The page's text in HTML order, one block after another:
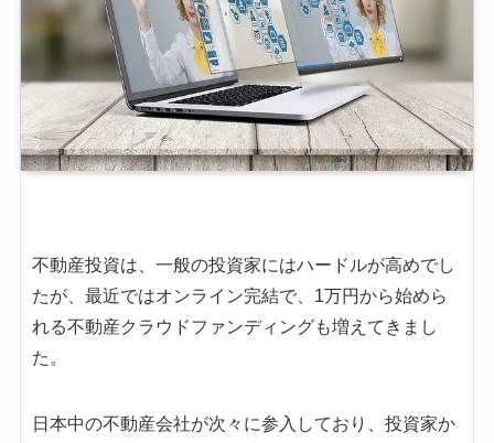
不動産投資は、一般の投資家にはハードルが高めでし
たが、最近ではオンライン完結で、1万円から始めら
れる不動産クラウドファンディングも増えてきまし
た。
日本中の不動産会社が次々に参入しており、投資家か